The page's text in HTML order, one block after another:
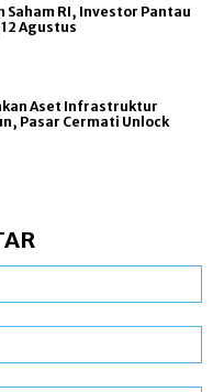
Saham RI, Investor Pantau
Agustus
Aset Infrastruktur
Pasar Cermati Unlock